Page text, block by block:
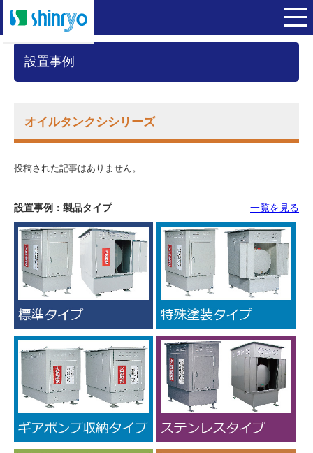
設置事例
オイルタンクシシリーズ
投稿された記事はありません。
設置事例：製品タイプ 一覧を見る